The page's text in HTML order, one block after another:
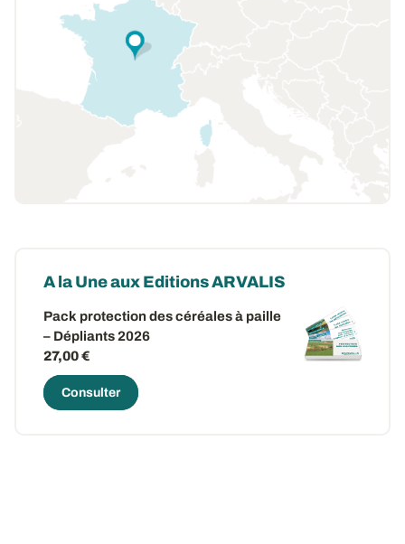
A la Une aux Editions ARVALIS
Pack protection des céréales à paille
– Dépliants 2026
27,00 €
Consulter